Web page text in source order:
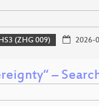
(ZHG 009) 2026-
–